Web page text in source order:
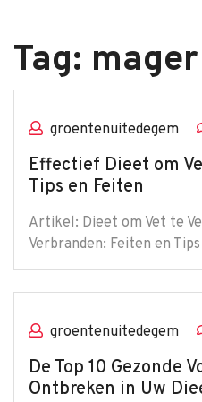
Tag:
groentenuitedegem
Effectief Dieet om
Tips en Feiten
Artikel: Dieet om Vet te
Verbranden: Feiten en
groentenuitedegem
De Top 10 Gezonde
Ontbreken in Uw